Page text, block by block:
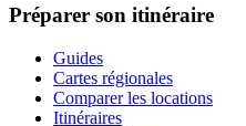
Préparer son itinéraire
Guides
Cartes régionales
Comparer les locations
Itinéraires